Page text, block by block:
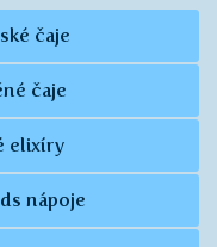
čaje
čaje
elixíry
nápoje